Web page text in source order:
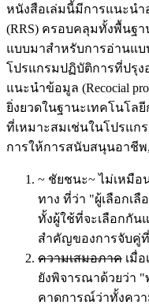
หนังสือเล่มนี้มีการแนะนํา
(RRS) ครอบคลุมทั้งพื้นฐ
แบบมาสําหรับการอ่านแบ
โปรแกรมปฏิบัติการที่ปรุง
แนะนําข้อมูล (Recocial
ยิ่งยวดในฐานะเทคโนโล
ที่เหมาะสมเช่นในโปรแก
การให้การสนับสนุนอาชีพ
~ ชัยชนะ~ ไม่เหมื
ทาง ที่ว่า "ผู้เลือกเลื
ทั้งผู้ใช้ที่จะเลือกกั
สําคัญของการจับคู่
ความเสมอภาค เมื่
ยังพิจารณาด้วยว่า
คาดการณ์ว่าทั้งควา